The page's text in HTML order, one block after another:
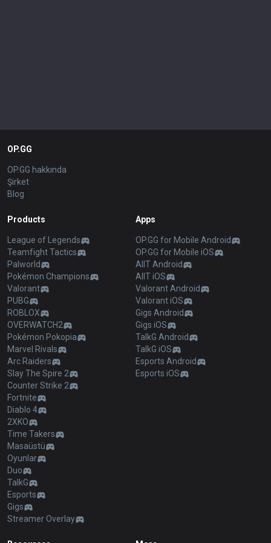
OP.GG
OP.GG hakkında
Şirket
Blog
Products
League of Legends
Teamfight Tactics
Palworld
Pokémon Champions
Valorant
PUBG
ROBLOX
OVERWATCH2
Pokémon Pokopia
Marvel Rivals
Arc Raiders
Slay The Spire 2
Counter Strike 2
Fortnite
Diablo 4
2XKO
Time Takers
Masaüstü
Oyunlar
Duo
TalkG
Esports
Gigs
Streamer Overlay
Apps
OP.GG for Mobile Android
OP.GG for Mobile iOS
AllT Android
AllT iOS
Valorant Android
Valorant iOS
Gigs Android
Gigs iOS
TalkG Android
TalkG iOS
Esports Android
Esports iOS